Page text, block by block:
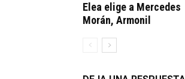
Elea elige a Mercedes
Morán, Armonil